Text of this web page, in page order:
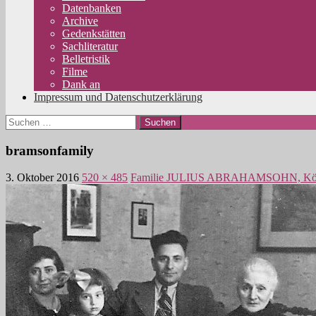
Datenbanken
Archive
Gedenkstätten
Sachliteratur
Belletristik
Filme
Dank an
Impressum und Datenschutzerklärung
Suchen
nach:
bramsonfamily
3. Oktober 2016 520 × 485 Familie JULIUS ABRAHAMSOHN,